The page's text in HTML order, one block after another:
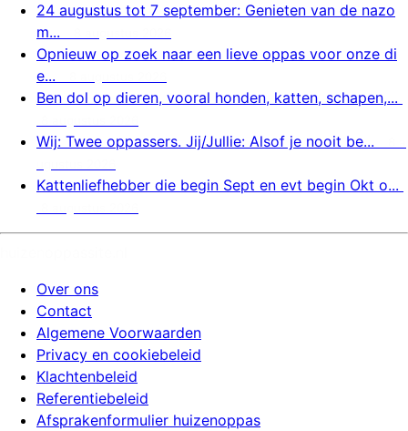
24 augustus tot 7 september: Genieten van de nazo
m...
Opnieuw op zoek naar een lieve oppas voor onze di
e...
Ben dol op dieren, vooral honden, katten, schapen,...
Wij: Twee oppassers. Jij/Jullie: Alsof je nooit be...
Kattenliefhebber die begin Sept en evt begin Okt o...
Over ons
Contact
Algemene Voorwaarden
Privacy en cookiebeleid
Klachtenbeleid
Referentiebeleid
Afsprakenformulier huizenoppas